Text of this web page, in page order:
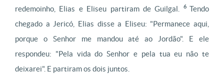
redemoinho, Elias e Eliseu partiram de Guilgal.
6 Tendo
chegado a Jericó, Elias disse a Eliseu: "Permanece aqui,
porque o Senhor me mandou até ao Jordão". E ele
respondeu: "Pela vida do Senhor e pela tua eu não te
deixarei". E partiram os dois juntos.